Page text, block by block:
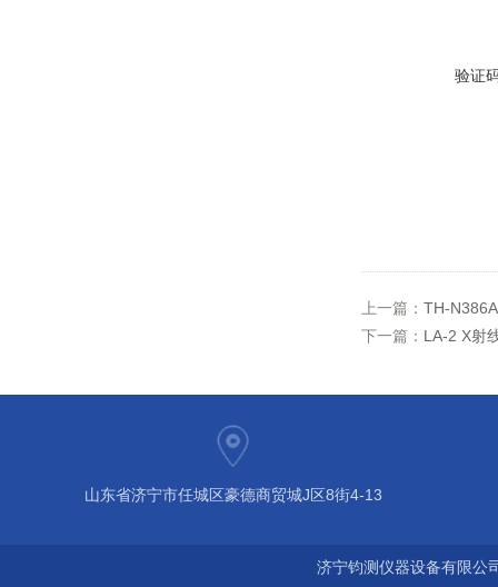
验证
上一篇： TH-
下一篇： LA-2 X射
山东省济宁市任城区豪德商贸城J区8街4-13
济宁钧测仪器设备有限